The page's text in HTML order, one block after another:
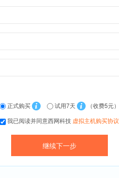
正式购买 试用7天
（收费5元）
我已阅读并同意西网科技 虚拟主机购买协议